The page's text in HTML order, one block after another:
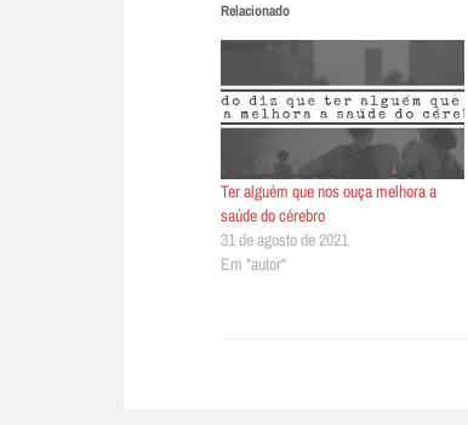
Relacionado
Ter alguém que nos ouça melhora a
saúde do cérebro
31 de agosto de 2021
Em "autor"